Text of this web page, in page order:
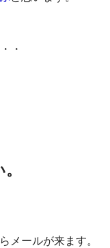
・
メールが来ます。